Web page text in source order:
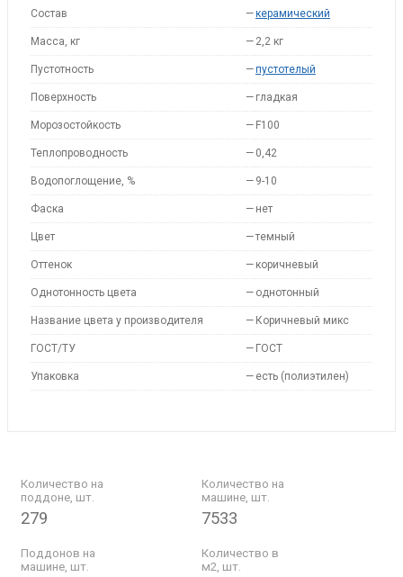
Состав —керамический
Масса, кг — 2,2 кг
Пустотность —пустотелый
Поверхность — гладкая
Морозостойкость — F100
Теплопроводность — 0,42
Водопоглощение, % — 9-10
Фаска — нет
Цвет —темный
Оттенок — коричневый
Однотонность цвета — однотонный
Название цвета у производителя — Коричневый микс
ГОСТ/ТУ — ГОСТ
Упаковка — есть (полиэтилен)
Количество на
поддоне, шт.
279
Количество на
машине, шт.
7533
Поддонов на
машине, шт.
Количество в
м2, шт.